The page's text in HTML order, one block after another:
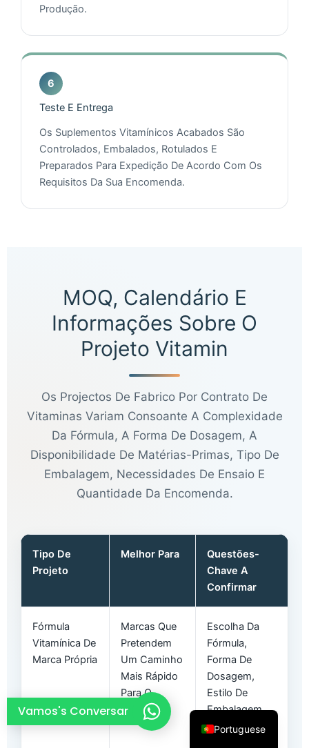
Produção.
Teste E Entrega
Os Suplementos Vitamínicos Acabados São
Controlados, Embalados, Rotulados E
Preparados Para Expedição De Acordo Com Os
Requisitos Da Sua Encomenda.
MOQ, Calendário E
Informações Sobre O
Projeto Vitamin
Os Projectos De Fabrico Por Contrato De
Vitaminas Variam Consoante A Complexidade
Da Fórmula, A Forma De Dosagem, A
Disponibilidade De Matérias-Primas, Tipo De
Embalagem, Necessidades De Ensaio E
Quantidade Da Encomenda.
Tipo De
Projeto
Melhor Para
Questões-
Chave A
Confirmar
Fórmula
Vitamínica De
Marca Própria
Marcas Que
Pretendem
Um Caminho
Mais Rápido
Para O
Mercado
Escolha Da
Fórmula,
Forma De
Dosagem,
Estilo De
Embalagem,
Conceção Do
Vamos's Conversar
Portuguese
English
German
Japanese
Korean
Turkish
Spanish
Arabic
Thai
French
Chinese